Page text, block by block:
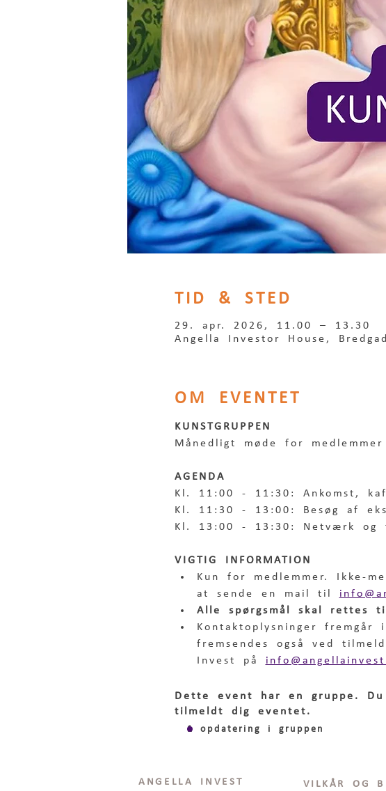
TID & STED
29. apr. 2026, 11.00 – 13.30
Angella Investor House,
OM EVENTET
KUNSTGRUPPEN
Månedligt møde for
AGENDA
Kl. 11:00 - 11:30: Ankomst,
Kl. 11:30 - 13:00: Besøg af
Kl. 13:00 - 13:30: Netværk og
VIGTIG INFORMATION
Kun for medlemmer. Ikke-
at sende en mail til
Alle spørgsmål skal rettes
Kontaktoplysninger
fremsendes også ved
Invest på
Dette event har en gruppe.
tilmeldt dig eventet.
1 opdatering i gruppen
ANGELLA INVEST VILKÅR OG